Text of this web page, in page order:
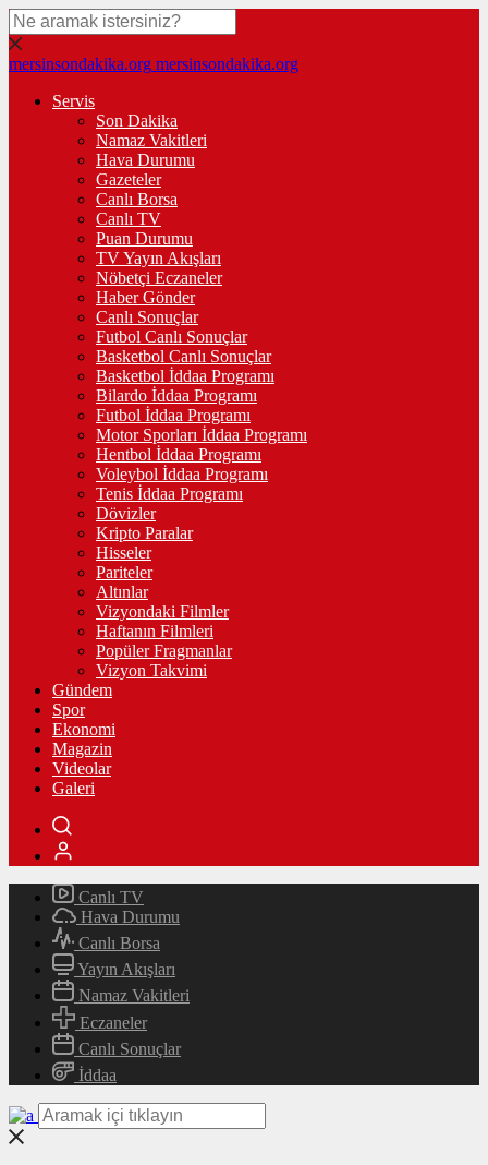
mersinsondakika.org mersinsondakika.org
Servis
Son Dakika
Namaz Vakitleri
Hava Durumu
Gazeteler
Canlı Borsa
Canlı TV
Puan Durumu
TV Yayın Akışları
Nöbetçi Eczaneler
Haber Gönder
Canlı Sonuçlar
Futbol Canlı Sonuçlar
Basketbol Canlı Sonuçlar
Basketbol İddaa Programı
Bilardo İddaa Programı
Futbol İddaa Programı
Motor Sporları İddaa Programı
Hentbol İddaa Programı
Voleybol İddaa Programı
Tenis İddaa Programı
Dövizler
Kripto Paralar
Hisseler
Pariteler
Altınlar
Vizyondaki Filmler
Haftanın Filmleri
Popüler Fragmanlar
Vizyon Takvimi
Gündem
Spor
Ekonomi
Magazin
Videolar
Galeri
Canlı TV
Hava Durumu
Canlı Borsa
Yayın Akışları
Namaz Vakitleri
Eczaneler
Canlı Sonuçlar
İddaa